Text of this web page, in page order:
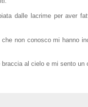
dalle lacrime per aver
non conosco mi hanno
al cielo e mi sento un